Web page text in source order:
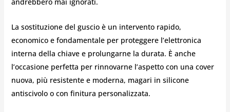
La sostituzione del guscio è un intervento rapido,
economico e fondamentale per proteggere l’elettronica
interna della chiave e prolungarne la durata. È anche
l’occasione perfetta per rinnovarne l’aspetto con una cover
nuova, più resistente e moderna, magari in silicone
antiscivolo o con finitura personalizzata.